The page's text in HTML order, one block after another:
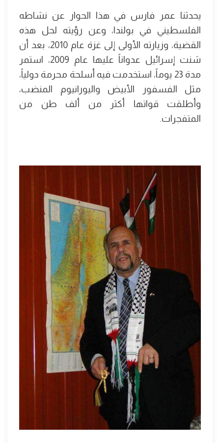
يحدثنا عمر فارس في هذا الحوار عن نشاطه
الفلسطيني في بولندا، وعن رؤيته لحل هذه
القضية، وزيارته الأولى إلى غزة عام 2010، بعد أن
شنت إسرائيل عدواناً عليها عام 2009، استمر
مدة 23 يوماً، استخدمت فيه أسلحة محرمة دولياً،
مثل الفسفور الأبيض واليورانيوم المنضب،
وأطلقت قواتها أكثر من ألف طن من
المتفجرات.